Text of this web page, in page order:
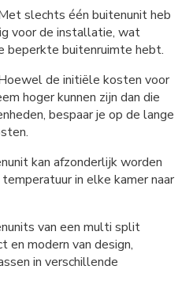
slechts één buitenunit heb
voor de installatie, wat
beperkte buitenruimte hebt.
de initiële kosten voor
hoger kunnen zijn dan die
bespaar je op de lange
kan afzonderlijk worden
in elke kamer naar
van een multi split
en modern van design,
in verschillende